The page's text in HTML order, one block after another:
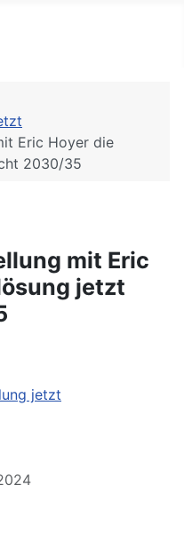
Eric Hoyer die
2030/35
mit Eric
jetzt
jetzt